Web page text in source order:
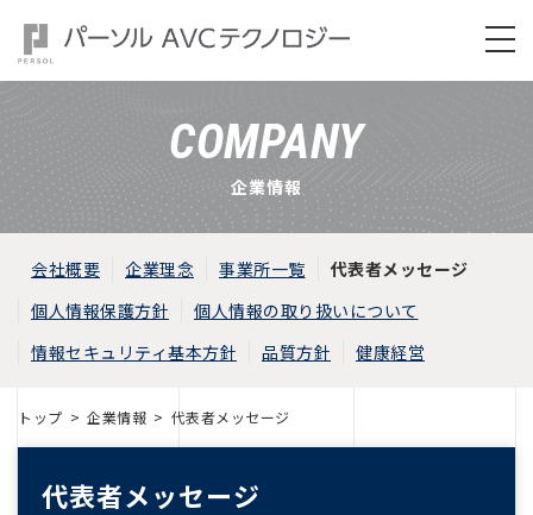
COMPANY
企業情報
会社概要 企業理念 事業所一覧
代表者メッセージ
個人情報保護方針
個人情報の取り扱いについて
情報セキュリティ基本方針
品質方針 健康経営
トップ 企業情報 代表者メッセージ
代表者メッセージ